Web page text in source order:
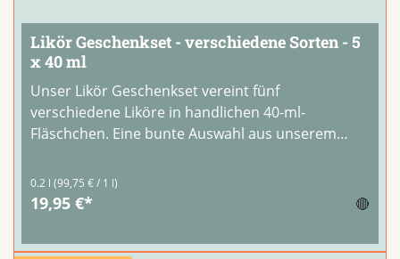
Likör Geschenkset - verschiedene Sorten - 5
x 40 ml
Unser Likör Geschenkset vereint fünf
verschiedene Liköre in handlichen 40-ml-
Fläschchen. Eine bunte Auswahl aus unserem
Geschmack das passende Genusserlebnis.Perfekt
als Geschenk für Likörliebhaber, zum Geburtstag
0.2 l (99,75 € / 1 l)
19,95 €* 🔴